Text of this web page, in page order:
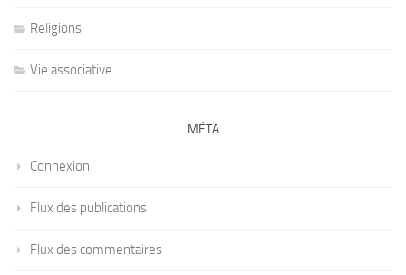
Religions
Vie associative
MÉTA
Connexion
Flux des publications
Flux des commentaires